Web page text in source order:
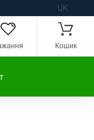
UK
Кошик